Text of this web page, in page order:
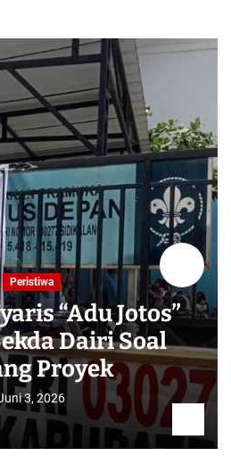
Peristiwa
“Adu Jotos”
Dairi Soal
Proyek
3, 2026